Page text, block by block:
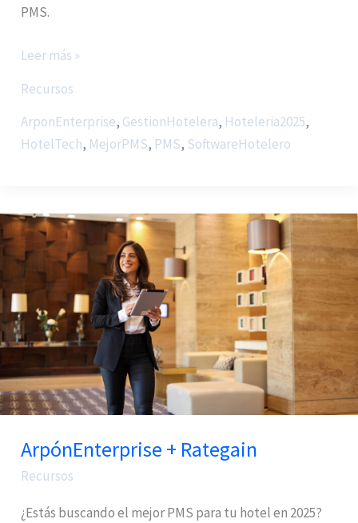
PMS.
Leer más »
Recursos
ArponEnterprise, GestionHotelera, Hoteleria2025,
HotelTech, MejorPMS, PMS, SoftwareHotelero
ArpónEnterprise + Rategain
Recursos
¿Estás buscando el mejor PMS para tu hotel en 2025?
ArpónEnterprise
+
Rategain